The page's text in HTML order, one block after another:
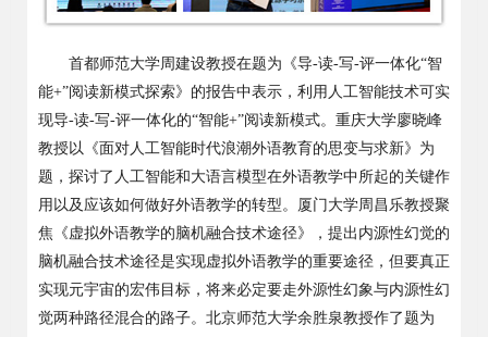
首都师范大学周建设教授在题为《导-读-写-评一体化“智
能+”阅读新模式探索》的报告中表示，利用人工智能技术可实
现导-读-写-评一体化的“智能+”阅读新模式。重庆大学廖晓峰
教授以《面对人工智能时代浪潮外语教育的思变与求新》为
题，探讨了人工智能和大语言模型在外语教学中所起的关键作
用以及应该如何做好外语教学的转型。厦门大学周昌乐教授聚
焦《虚拟外语教学的脑机融合技术途径》，提出内源性幻觉的
脑机融合技术途径是实现虚拟外语教学的重要途径，但要真正
实现元宇宙的宏伟目标，将来必定要走外源性幻象与内源性幻
觉两种路径混合的路子。北京师范大学余胜泉教授作了题为